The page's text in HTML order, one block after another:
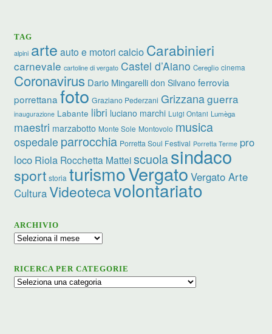
TAG
alpini arte auto e motori calcio Carabinieri
carnevale cartoline di vergato Castel d’Aiano Cereglio cinema
Coronavirus Dario Mingarelli don Silvano ferrovia
porrettana foto Graziano Pederzani Grizzanaguerra
inaugurazione Labante libri luciano marchi Luigi Ontani Lumèga
maestri marzabotto Monte Sole Montovolo musica
ospedale parrocchia Porretta Soul Festival Porretta Terme pro
loco Riola Rocchetta Matteiscuolasindaco
sport storia turismoVergato Vergato Arte
CulturaVideotecavolontariato
ARCHIVIO
Archivio
RICERCA PER CATEGORIE
Ricerca